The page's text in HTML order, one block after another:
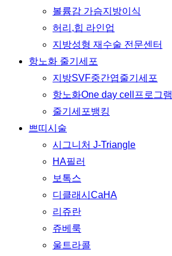
볼륨감 가슴지방이식
허리,힙 라인업
지방성형 재수술 전문센터
항노화 줄기세포
지방SVF중간엽줄기세포
항노화One day cell프로그램
줄기세포뱅킹
쁘띠시술
시그니처 J-Triangle
HA필러
보톡스
디클래시CaHA
리쥬란
쥬베룩
울트라콜